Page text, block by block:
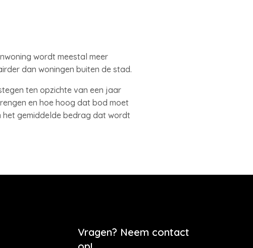
wordt meestal meer
dan woningen buiten de stad.
ten opzichte van een jaar
en hoe hoog dat bod moet
gemiddelde bedrag dat wordt
Vragen? Neem contact